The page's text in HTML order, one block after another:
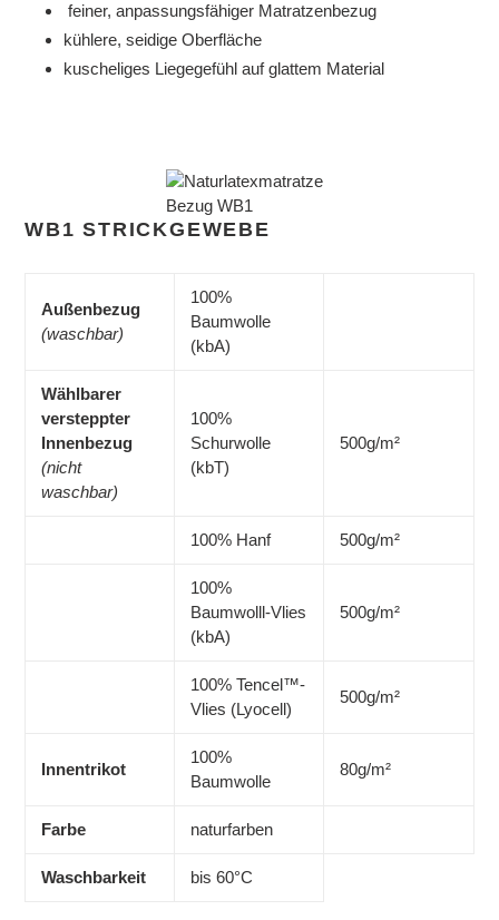
feiner, anpassungsfähiger Matratzenbezug
kühlere, seidige Oberfläche
kuscheliges Liegegefühl auf glattem Material
WB1 STRICKGEWEBE
Außenbezug
(waschbar)
100%
Baumwolle
(kbA)
Wählbarer
versteppter
Innenbezug
(nicht
waschbar)
100%
Schurwolle
(kbT)
500g/m²
100% Hanf 500g/m²
100%
Baumwolll-Vlies
(kbA)
500g/m²
100% Tencel™-
Vlies (Lyocell)
500g/m²
Innentrikot
100%
Baumwolle
80g/m²
Farbe naturfarben
Waschbarkeit bis 60°C